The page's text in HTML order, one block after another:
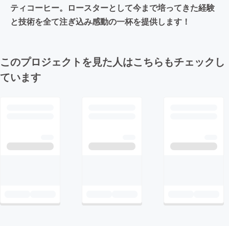
ティコーヒー。ロースターとして今まで培ってきた経験
と技術を全て注ぎ込み感動の一杯を提供します！
このプロジェクトを見た人はこちらもチェックし
ています